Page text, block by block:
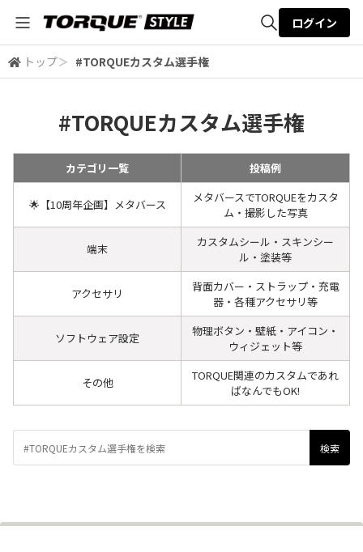
全体検索
ログイン
トップ＞ #TORQUEカスタム選手権
#TORQUEカスタム選手権
カテゴリ一覧 投稿例
🌟【10周年企画】メタバース
メタバースでTORQUEをカスタ
ム・撮影した写真
端末
カスタムシール・スキンシー
ル・塗装等
アクセサリ
背面カバー・ストラップ・充電
器・各種アクセサリ等
ソフトウェア設定
物理ボタン・壁紙・アイコン・
ウィジェット等
その他
TORQUE関連のカスタムであれ
ばなんでもOK!